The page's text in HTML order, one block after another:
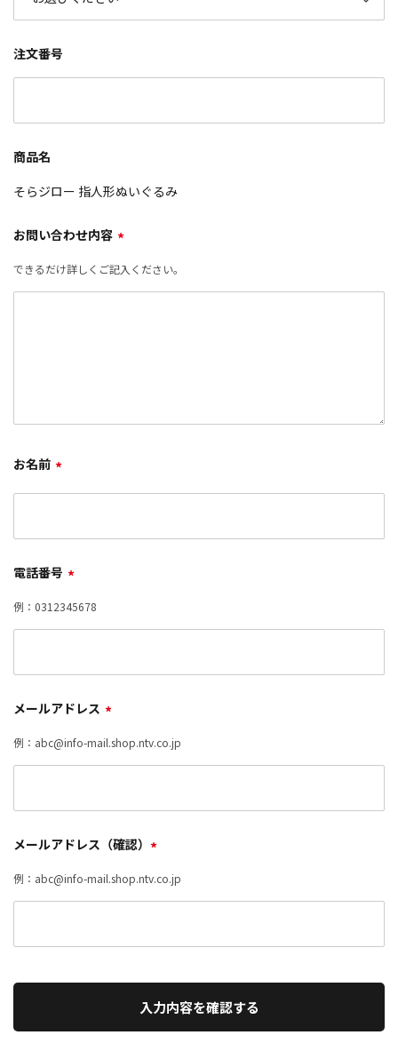
注文番号
商品名
そらジロー 指人形ぬいぐるみ
お問い合わせ内容 *
できるだけ詳しくご記入ください。
お名前 *
電話番号 *
例：0312345678
メールアドレス *
例：abc@info-mail.shop.ntv.co.jp
メールアドレス（確認） *
例：abc@info-mail.shop.ntv.co.jp
入力内容を確認する